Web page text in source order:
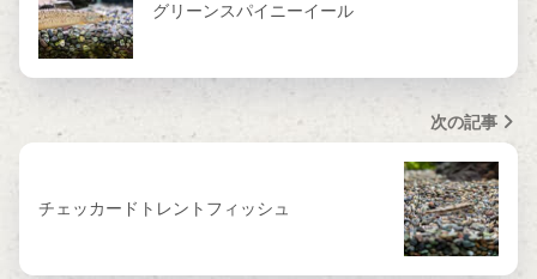
グリーンスパイニーイール
次の記事
チェッカードトレントフィッシュ